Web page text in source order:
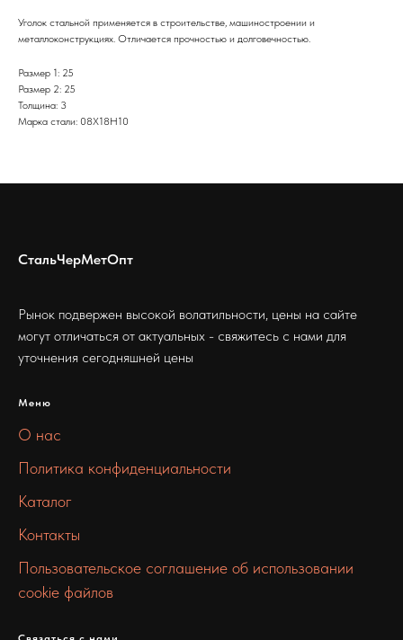
Уголок стальной применяется в строительстве, машиностроении и
металлоконструкциях. Отличается прочностью и долговечностью.
Размер 1: 25
Размер 2: 25
Толщина: 3
Марка стали: 08Х18Н10
СтальЧерМетОпт
Рынок подвержен высокой волатильности, цены на сайте
могут отличаться от актуальных - свяжитесь с нами для
уточнения сегодняшней цены
Меню
О нас
Политика конфиденциальности
Каталог
Контакты
Пользовательское соглашение об использовании
cookie файлов